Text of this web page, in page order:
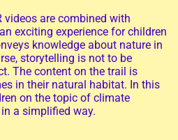
videos are combined with
exciting experience for children
knowledge about nature in
storytelling is not to be
The content on the trail is
in their natural habitat. In this
on the topic of climate
a simplified way.